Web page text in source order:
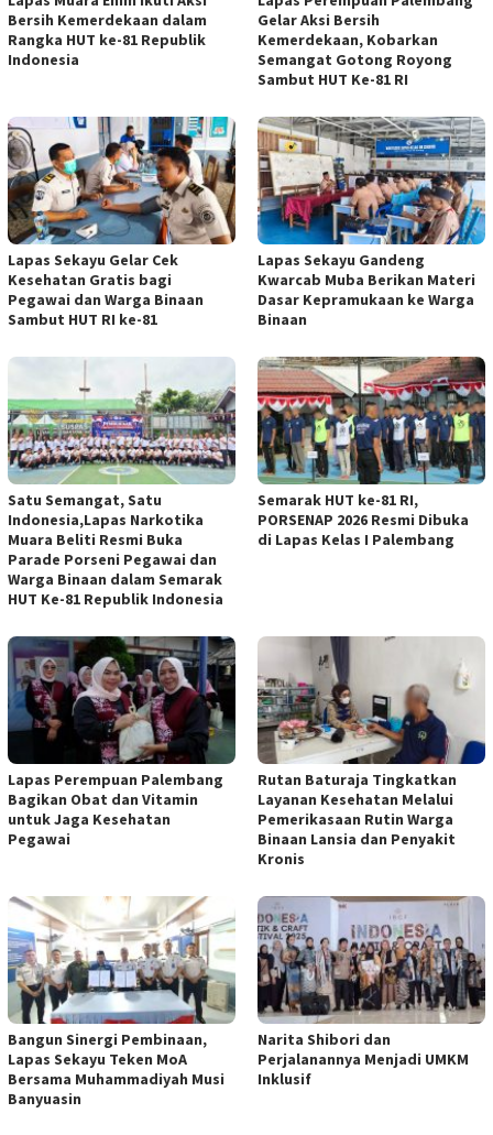
Bersih Kemerdekaan dalam
Rangka HUT ke-81 Republik
Indonesia
Gelar Aksi Bersih
Kemerdekaan, Kobarkan
Semangat Gotong Royong
Sambut HUT Ke-81 RI
Lapas Sekayu Gelar Cek
Kesehatan Gratis bagi
Pegawai dan Warga Binaan
Sambut HUT RI ke-81
Lapas Sekayu Gandeng
Kwarcab Muba Berikan Materi
Dasar Kepramukaan ke Warga
Binaan
Satu Semangat, Satu
Indonesia,Lapas Narkotika
Muara Beliti Resmi Buka
Parade Porseni Pegawai dan
Warga Binaan dalam Semarak
HUT Ke-81 Republik Indonesia
Semarak HUT ke-81 RI,
PORSENAP 2026 Resmi Dibuka
di Lapas Kelas I Palembang
Lapas Perempuan Palembang
Bagikan Obat dan Vitamin
untuk Jaga Kesehatan
Pegawai
Rutan Baturaja Tingkatkan
Layanan Kesehatan Melalui
Pemerikasaan Rutin Warga
Binaan Lansia dan Penyakit
Kronis
Bangun Sinergi Pembinaan,
Lapas Sekayu Teken MoA
Bersama Muhammadiyah Musi
Banyuasin
Narita Shibori dan
Perjalanannya Menjadi UMKM
Inklusif